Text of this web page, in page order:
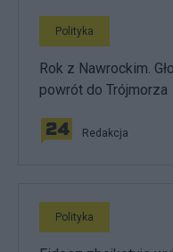
Polityka
Rok z Nawrockim.
powrót do Trójmorza
Redakcja
Polityka